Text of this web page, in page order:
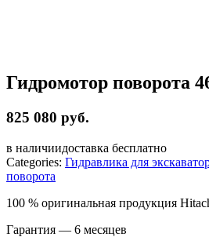
Гидромотор поворота
825 080 руб.
в наличиидоставка бесплатно
Categories: Гидравлика для
поворота
100 % оригинальная продукция
Гарантия — 6 месяцев